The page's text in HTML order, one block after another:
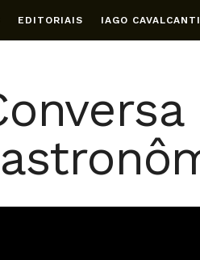
EDITORIAIS IAGO CAVALCANTI